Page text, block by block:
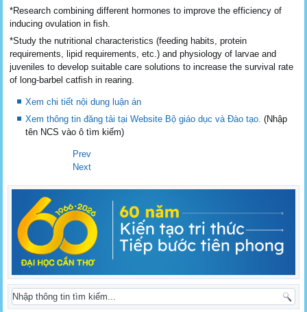
*Research combining different hormones to improve the efficiency of
inducing ovulation in fish.
*Study the nutritional characteristics (feeding habits, protein
requirements, lipid requirements, etc.) and physiology of larvae and
juveniles to develop suitable care solutions to increase the survival rate
of long-barbel catfish in rearing.
Xem chi tiết nội dung luận án
Xem thông tin đăng tải tại Website Bộ giáo dục và Đào tạo. (Nhập
tên NCS vào ô tìm kiếm)
Prev
Next